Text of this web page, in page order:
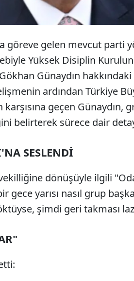
göreve gelen mevcut parti
Yüksek Disiplin
Günaydın
ardından Türkiye
geçen Günaydın,
belirterek sürece dair
SESLENDİ
dönüşüyle ilgili
gece yarısı nasıl grup
şimdi geri takması